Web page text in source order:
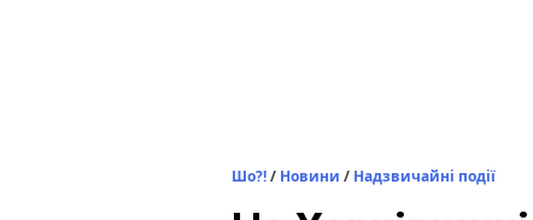
Шо?!/ Новини / Надзвичайні події